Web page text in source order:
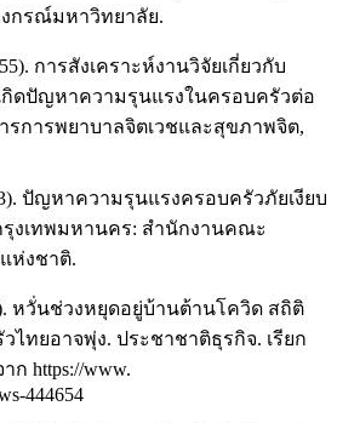
กรณ์มหาวิทยาลัย.
การสังเคราะห์งานวิจัยเกี่ยวกับ
กิดปัญหาความรุนแรงในครอบครัวต่อ
รการพยาบาลจิตเวชและสุขภาพจิต,
ปัญหาความรุนแรงครอบครัวภัยเงียบ
รุงเทพมหานคร: สำนักงานคณะ
ห่งชาติ.
หวั่นช่วงหยุดอยู่บ้านต้านโควิด สถิติ
ไทยอาจพุ่ง. ประชาชาติธุรกิจ. เรียก
ก https://www.
444654